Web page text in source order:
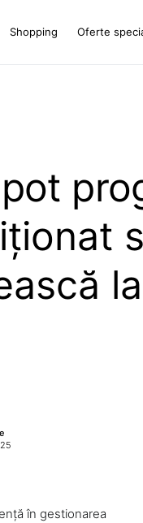
Shopping Oferte
în gestionarea